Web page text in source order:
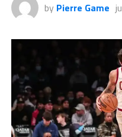
by Pierre Game